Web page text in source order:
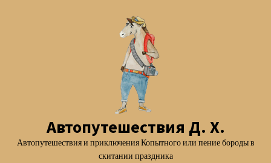
Автопутешествия Д. Х.
Автопутешествия и приключения Копытного или пение бороды в
скитании праздника